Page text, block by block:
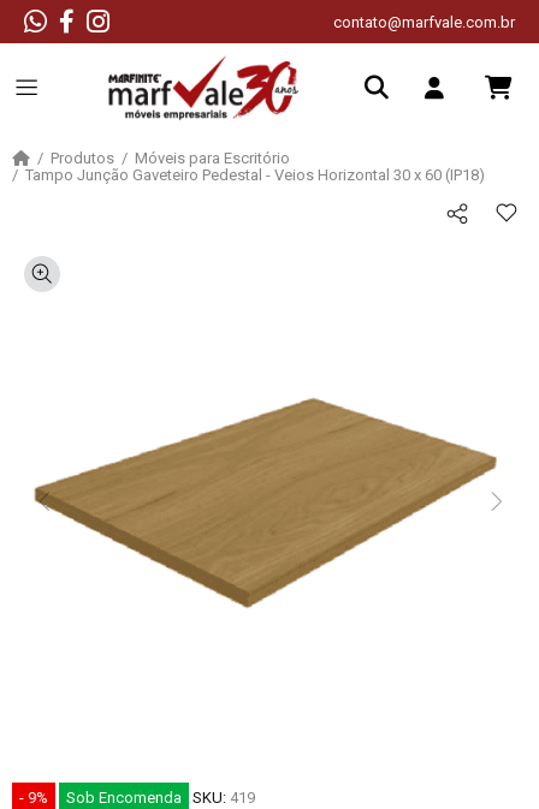
contato@marfvale.com.br
Produtos
Móveis para Escritório
Tampo Junção Gaveteiro Pedestal - Veios Horizontal 30 x 60 (IP18)
- 9% Sob Encomenda SKU: 419